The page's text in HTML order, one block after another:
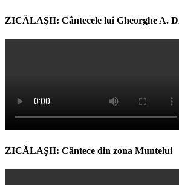
ZICĂLAŞII: Cântecele lui Gheorghe A.
ZICĂLAŞII: Cântece din zona Muntelui